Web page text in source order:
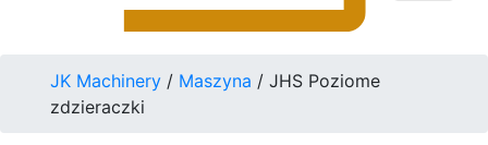
JK Machinery / Maszyna / JHS Poziome
zdzieraczki